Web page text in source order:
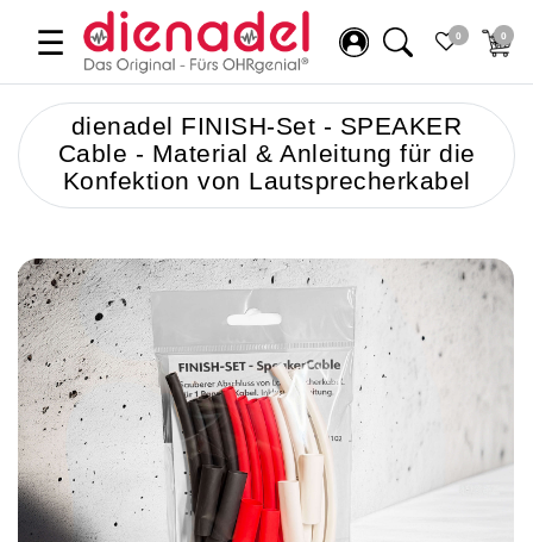
☰ 0 0
dienadel FINISH-Set - SPEAKER
Cable - Material & Anleitung für die
Konfektion von Lautsprecherkabel